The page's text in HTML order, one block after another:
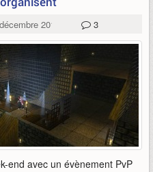
2012 3
end avec un évènement PvP